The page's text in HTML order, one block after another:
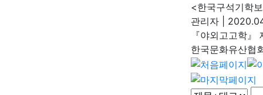
<한국구석기학
관리자
『야외고고학
한국문화유산협